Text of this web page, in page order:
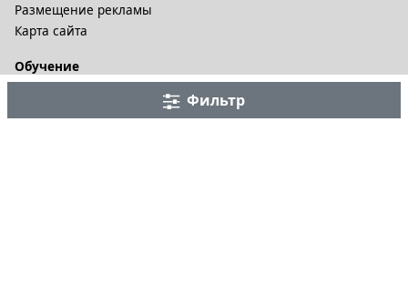
Фильтр
Размещение рекламы
Карта сайта
Обучение
Дистационное обучение и видеокурсы